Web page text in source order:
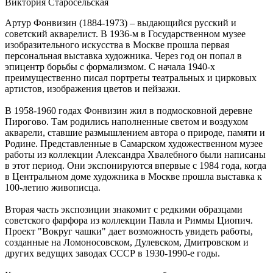
деликатес
06.08.2026 | 16:17
Укрепление системы довузовской подготовки: проект
"Базовые и опорные школы" в Самарской области
06.08.2026 | 16:11
Праздник вопреки боли: "званый ужин" в честь дня рождения
Карла III – очередная провокация?
06.08.2026 | 16:07
государственной земли
06.08.2026 | 16:03
В Волжском районе начинается капремонт путепровода через
железную дорогу
06.08.2026 | 15:55
В "Курумоче" 6 августа задерживаются более десятка рейсов
06.08.2026 | 15:27
Тольяттинский гандболист борется за путевку на
06.08.2026 | 15:26
В России запустили бесплатный информационный ресурс для
родителей с детьми
06.08.2026 | 15:12
Вакансии потерявшим работу, экскурсия для инвалидов и
Артур Фонвизин (1884-1973) – выдающийся русский и
советский акварелист. В 1936-м в Государственном музее
изобразительного искусства в Москве прошла первая
персональная выставка художника. Через год он попал в
эпицентр борьбы с формализмом. С начала 1940-х
преимущественно писал портреты театральных и цирковых
артистов, изображения цветов и пейзажи.
В 1958-1960 годах Фонвизин жил в подмосковной деревне
Пирогово. Там родились наполненные светом и воздухом
акварели, ставшие размышлением автора о природе, памяти и
Родине. Представленные в Самарском художественном музее
работы из коллекции Александра Хвалебного были написаны
в этот период. Они экспонируются впервые с 1984 года, когда
в Центральном доме художника в Москве прошла выставка к
100-летию живописца.
Вторая часть экспозиции знакомит с редкими образцами
советского фарфора из коллекции Павла и Риммы Циопич.
Проект "Вокруг чашки" дает возможность увидеть работы,
созданные на Ломоносовском, Дулевском, Дмитровском и
других ведущих заводах СССР в 1930-1990-е годы.